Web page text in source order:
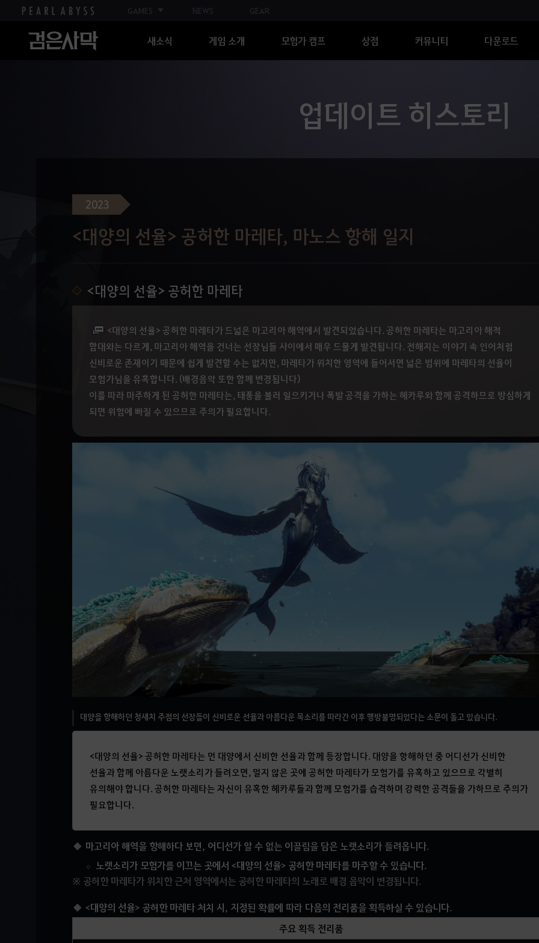
GAMES NEWS GEAR
새소식 게임 소개 모험가 캠프 상점 커뮤니티 다운로드
업데이트 히스토리
2023
<대양의 선율> 공허한 마레타, 마노스 항해 일지
<대양의 선율> 공허한 마레타
<대양의 선율> 공허한 마레타가 드넓은 마고리아 해역에서 발견되었습니다. 공허한 마레타는 마고리아 해적
함대와는 다르게, 마고리아 해역을 건너는 선장님들 사이에서 매우 드물게 발견됩니다. 전해지는 이야기 속 인어처럼
신비로운 존재이기 때문에 쉽게 발견할 수는 없지만, 마레타가 위치한 영역에 들어서면 넓은 범위에 마레타의 선율이
모험가님을 유혹합니다. (배경음악 또한 함께 변경됩니다)
이를 따라 마주하게 된 공허한 마레타는, 태풍을 불러 일으키거나 폭발 공격을 가하는 헤카루와 함께 공격하므로 방심하게
되면 위험에 빠질 수 있으므로 주의가 필요합니다.
대양을 항해하던 청새치 주점의 선장들이 신비로운 선율과 아름다운 목소리를 따라간 이후 행방불명되었다는 소문이 돌고 있습니다.
<대양의 선율> 공허한 마레타는 먼 대양에서 신비한 선율과 함께 등장합니다. 대양을 항해하던 중 어디선가 신비한
선율과 함께 아름다운 노랫소리가 들려오면, 멀지 않은 곳에 공허한 마레타가 모험가를 유혹하고 있으므로 각별히
유의해야 합니다. 공허한 마레타는 자신이 유혹한 헤카루들과 함께 모험가를 습격하며 강력한 공격들을 가하므로 주의가
필요합니다.
마고리아 해역을 항해하다 보면, 어디선가 알 수 없는 이끌림을 담은 노랫소리가 들려옵니다.
노랫소리가 모험가를 이끄는 곳에서 <대양의 선율> 공허한 마레타를 마주할 수 있습니다.
※ 공허한 마레타가 위치한 근처 영역에서는 공허한 마레타의 노래로 배경 음악이 변경됩니다.
<대양의 선율> 공허한 마레타 처치 시, 지정된 확률에 따라 다음의 전리품을 획득하실 수 있습니다.
주요 획득 전리품